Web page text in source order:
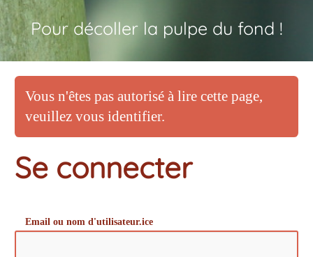
Pour décoller la pulpe du fond !
Vous n'êtes pas autorisé à lire cette page,
veuillez vous identifier.
Se connecter
Email ou nom d'utilisateur.ice